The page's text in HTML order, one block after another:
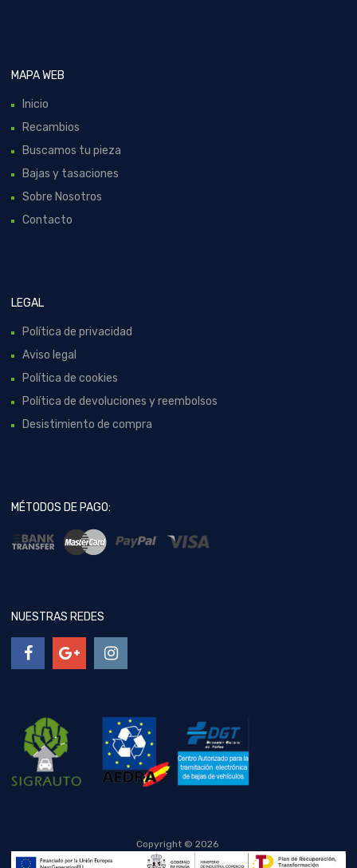
MAPA WEB
Inicio
Recambios
Buscamos tu pieza
Bajas y tasaciones
Sobre Nosotros
Contacto
LEGAL
Política de privacidad
Aviso legal
Política de cookies
Política de devoluciones y reembolsos
Desistimiento de compra
MÉTODOS DE PAGO:
NUESTRAS REDES
Copyright © 2026